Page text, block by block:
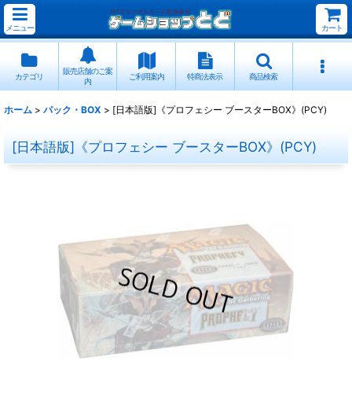
メニュー カート
カテゴリ
販売店舗のご案
内
ご利用案内 特商法表示 商品検索
ホーム > パック・BOX > [日本語版]《プロフェシー ブースターBOX》(PCY)
[日本語版]《プロフェシー ブースターBOX》(PCY)